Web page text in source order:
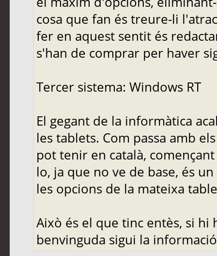
cosa que fan és treure-li
fer en aquest sentit és
s'han de comprar per haver
Tercer sistema: Windows RT
El gegant de la informàtica
les tablets. Com passa amb
pot tenir en català,
lo, ja que no ve de base, és
les opcions de la mateixa
Això és el que tinc entès, si hi
benvinguda sigui la